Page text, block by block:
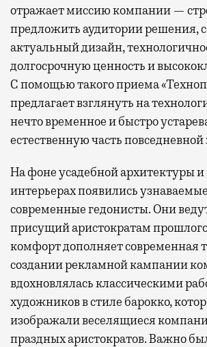
отражает миссию компании —
предложить аудитории решения,
актуальный дизайн,
долгосрочную ценность и
С помощью такого приема
предлагает взглянуть на
нечто временное и быстро
естественную часть
На фоне усадебной архитектуры и
интерьерах появились
современные гедонисты. Они
присущий аристократам
комфорт дополняет современная
создании рекламной кампании
вдохновлялась классическими
художников в стиле барокко,
изображали веселящиеся
праздных аристократов. Важно